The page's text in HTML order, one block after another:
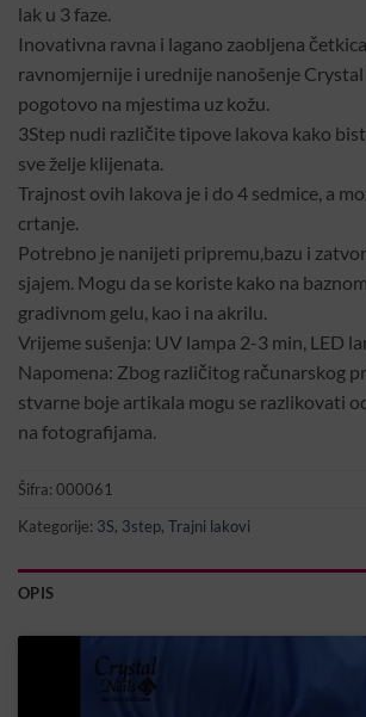
lak u 3 faze.
Inovativna ravna i lagano zaobljena
ravnomjernije i urednije nanošenje
pogotovo na mjestima uz kožu.
3Step nudi različite tipove lakova kako
sve želje klijenata.
Trajnost ovih lakova je i do 4 sedmice, a
crtanje.
Potrebno je nanijeti pripremu,bazu i
sjajem. Mogu da se koriste kako na
gradivnom gelu, kao i na akrilu.
Vrijeme sušenja: UV lampa 2-3 min, LED
Napomena: Zbog različitog računarskog
stvarne boje artikala mogu se razlikovati
na fotografijama.
Šifra: 000061
Kategorije: 3S, 3step, Trajni lakovi
OPIS